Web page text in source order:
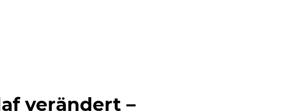
verändert –